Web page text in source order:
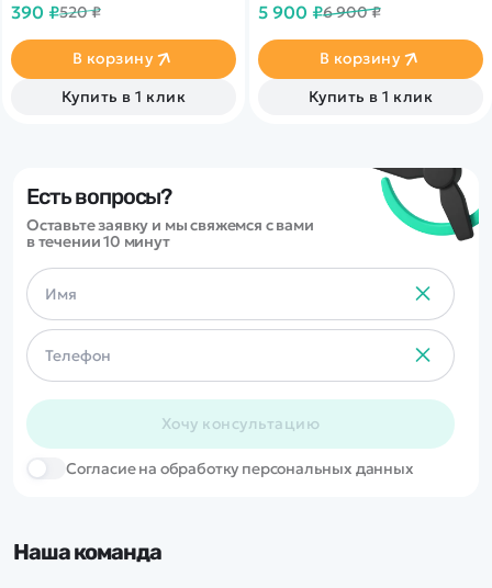
1/14.
390 ₽520 ₽
В корзину
Купить в 1 клик
коллекторым мотором в
5 900 ₽6 900 ₽
В корзину
Купить в 1 клик
Есть вопросы?
Оставьте заявку и мы свяжемся с вами
в течении 10 минут
Хочу консультацию
Cогласие на обработку персональных данных
Наша команда